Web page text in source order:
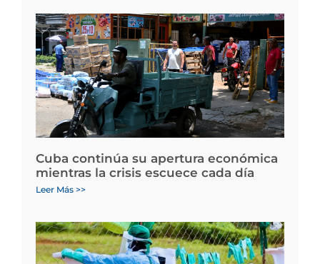
Cuba continúa su apertura económica
mientras la crisis escuece cada día
Leer Más >>